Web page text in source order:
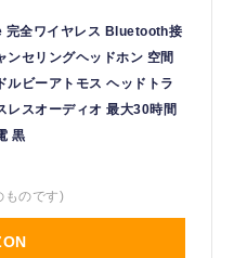
完全ワイヤレス Bluetooth接
ンセリングヘッドホン 空間
ルビーアトモス ヘッドトラ
レスオーディオ 最大30時間
黒
ものです)